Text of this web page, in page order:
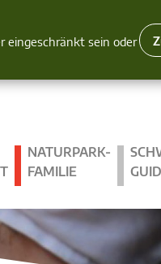
eingeschränkt sein oder
NATURPARK-
FAMILIE